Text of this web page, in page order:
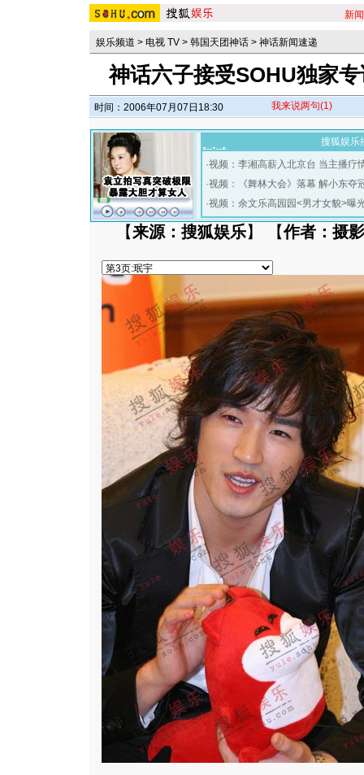
新闻
娱乐频道 > 电视 TV > 韩国天团神话 > 神话新闻速递
神话六子接受SOHU独家
时间：2006年07月07日18:30 我来说两句(1)
搜狐娱乐
·视频：李湘高薪入北京台 当主播疗
·视频：《舞林大会》落幕 解小东夺
·视频：余文乐高园园<男才女貌>曝
【来源：搜狐娱乐】 【作者：摄